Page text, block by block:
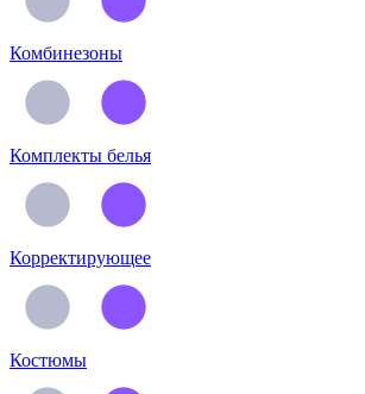
Комбинезоны
Комплекты белья
Корректирующее
Костюмы